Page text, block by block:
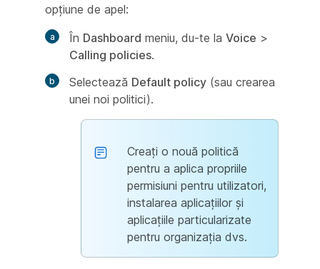
opțiune de apel:
În Dashboard meniu, du-te la Voice >
Calling policies.
Selectează Default policy (sau crearea
unei noi politici).
Creați o nouă politică
pentru a aplica propriile
permisiuni pentru utilizatori,
instalarea aplicațiilor și
aplicațiile particularizate
pentru organizația dvs.